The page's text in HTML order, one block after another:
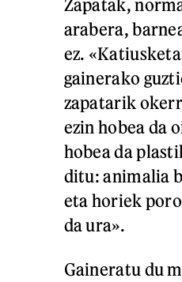
Zapatak,
arabera,
ez.
gainerako
zapatarik
ezin hobea da
hobea da
ditu: animalia
eta horiek
da ura».
Gaineratu du